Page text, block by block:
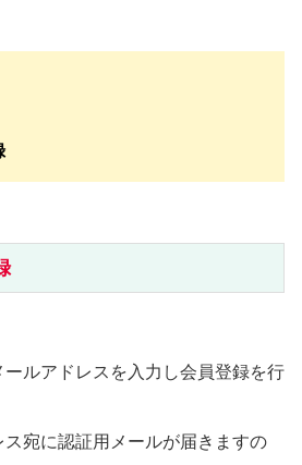
ルアドレスを入力し会員登録を行
ス宛に認証用メールが届きますの